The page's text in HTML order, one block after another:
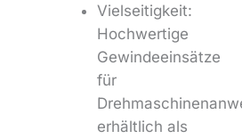
Vielseitigkeit:
Hochwertige
Gewindeeinsätze
für
erhältlich als